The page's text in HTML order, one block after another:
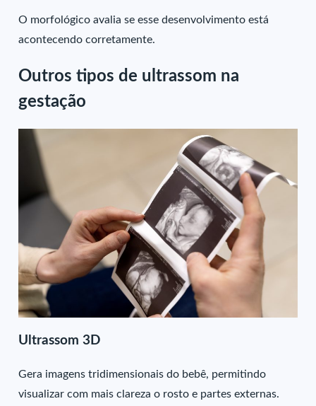
O morfológico avalia se esse desenvolvimento está
acontecendo corretamente.
Outros tipos de ultrassom na
gestação
Ultrassom 3D
Gera imagens tridimensionais do bebê, permitindo
visualizar com mais clareza o rosto e partes externas.